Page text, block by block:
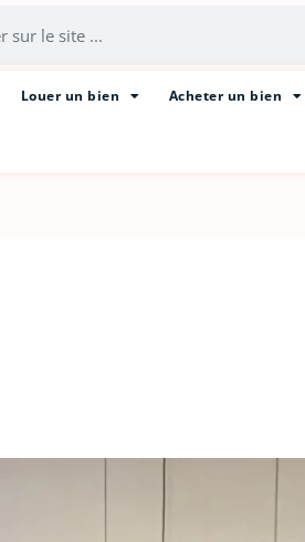
Louer un bien Acheter un bien